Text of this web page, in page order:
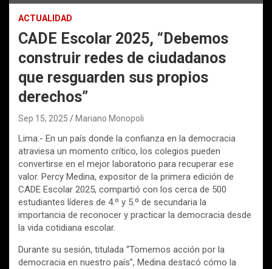
ACTUALIDAD
CADE Escolar 2025, “Debemos
construir redes de ciudadanos
que resguarden sus propios
derechos”
Sep 15, 2025 Mariano Monopoli
Lima.- En un país donde la confianza en la democracia
atraviesa un momento crítico, los colegios pueden
convertirse en el mejor laboratorio para recuperar ese
valor. Percy Medina, expositor de la primera edición de
CADE Escolar 2025, compartió con los cerca de 500
estudiantes líderes de 4.º y 5.º de secundaria la
importancia de reconocer y practicar la democracia desde
la vida cotidiana escolar.
Durante su sesión, titulada “Tomemos acción por la
democracia en nuestro país”, Medina destacó cómo la